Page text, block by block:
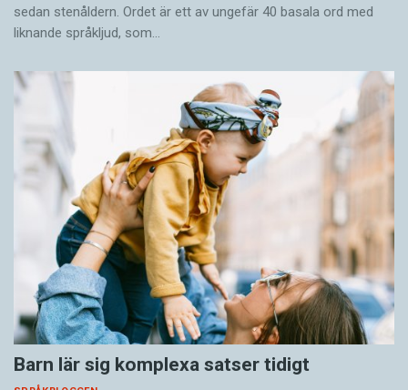
sedan stenåldern. Ordet är ett av ungefär 40 basala ord med
liknande språkljud, som…
Barn lär sig komplexa satser tidigt